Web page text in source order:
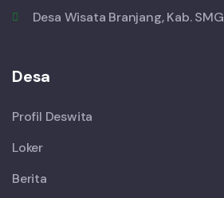
Desa Wisata Branjang, Kab. SMG
Desa
Profil Deswita
Loker
Berita